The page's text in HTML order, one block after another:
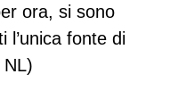
ora, si sono
l’unica fonte di